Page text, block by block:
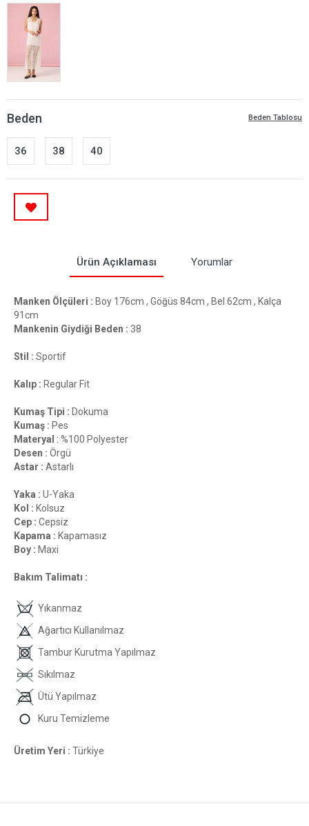
Beden Tablosu
Beden
36 38 40
Ürün Açıklaması Yorumlar
Manken Ölçüleri : Boy 176cm , Göğüs 84cm , Bel 62cm , Kalça
91cm
Mankenin Giydiği Beden : 38
Stil : Sportif
Kalıp : Regular Fit
Kumaş Tipi : Dokuma
Kumaş : Pes
Materyal : %100 Polyester
Desen : Örgü
Astar : Astarlı
Yaka : U-Yaka
Kol : Kolsuz
Cep : Cepsiz
Kapama : Kapamasız
Boy : Maxi
Bakım Talimatı :
Yıkanmaz
Ağartıcı Kullanılmaz
Tambur Kurutma Yapılmaz
Sıkılmaz
Ütü Yapılmaz
Kuru Temizleme
Üretim Yeri : Türkiye